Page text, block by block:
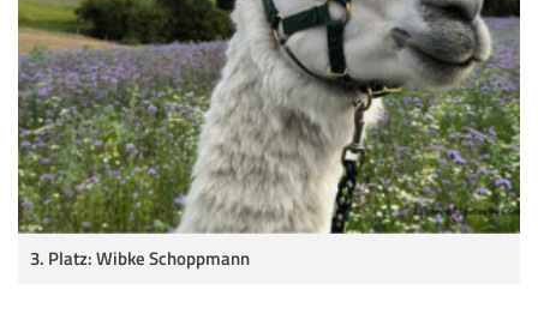
3. Platz: Wibke Schoppmann